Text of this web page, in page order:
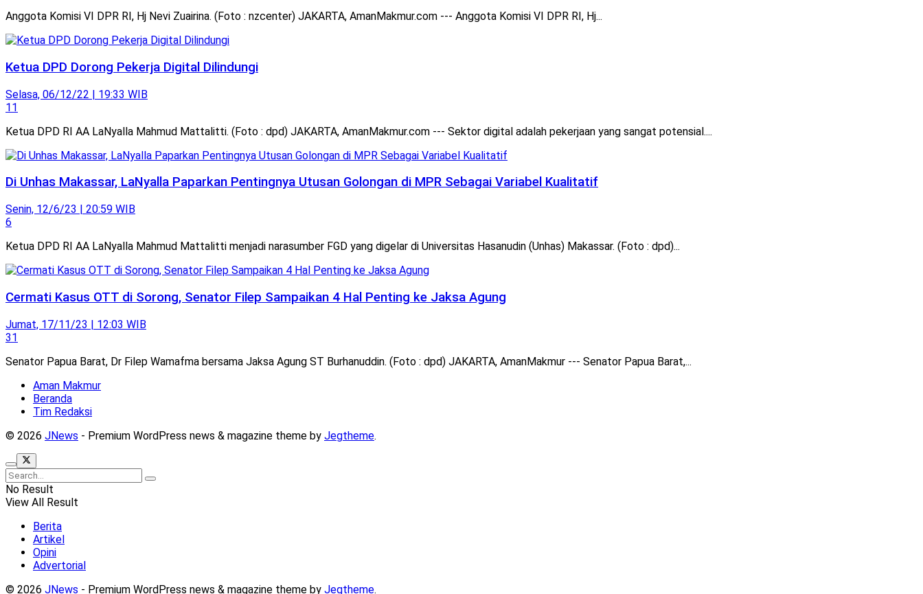
Anggota Komisi VI DPR RI, Hj Nevi Zuairina. (Foto : nzcenter) JAKARTA, AmanMakmur.com --- Anggota Komisi VI DPR RI, Hj...
Ketua DPD Dorong Pekerja Digital Dilindungi
Selasa, 06/12/22 | 19:33 WIB
11
Ketua DPD RI AA LaNyalla Mahmud Mattalitti. (Foto : dpd) JAKARTA, AmanMakmur.com --- Sektor digital adalah pekerjaan yang sangat potensial....
Di Unhas Makassar, LaNyalla Paparkan Pentingnya Utusan Golongan di MPR Sebagai Variabel Kualitatif
Senin, 12/6/23 | 20:59 WIB
6
Ketua DPD RI AA LaNyalla Mahmud Mattalitti menjadi narasumber FGD yang digelar di Universitas Hasanudin (Unhas) Makassar. (Foto : dpd)...
Cermati Kasus OTT di Sorong, Senator Filep Sampaikan 4 Hal Penting ke Jaksa Agung
Jumat, 17/11/23 | 12:03 WIB
31
Senator Papua Barat, Dr Filep Wamafma bersama Jaksa Agung ST Burhanuddin. (Foto : dpd) JAKARTA, AmanMakmur --- Senator Papua Barat,...
Aman Makmur
Beranda
Tim Redaksi
© 2026 JNews - Premium WordPress news & magazine theme by Jegtheme.
No Result
View All Result
Berita
Artikel
Opini
Advertorial
© 2026 JNews - Premium WordPress news & magazine theme by Jegtheme.